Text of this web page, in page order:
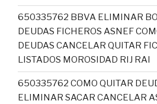
650335762 BBVA ELIMINAR
DEUDAS FICHEROS ASNEF
DEUDAS CANCELAR QUITAR
LISTADOS MOROSIDAD RIJ RAI
650335762 COMO QUITAR
ELIMINAR SACAR CANCELAR